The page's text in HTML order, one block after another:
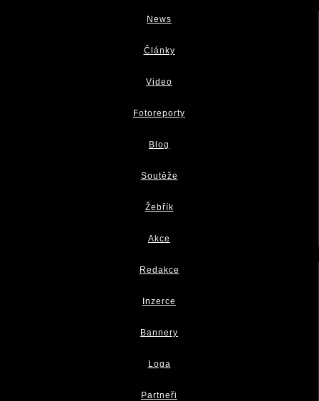
News
Články
Video
Fotoreporty
Blog
Soutěže
Žebřík
Akce
Redakce
Inzerce
Bannery
Loga
Partneři